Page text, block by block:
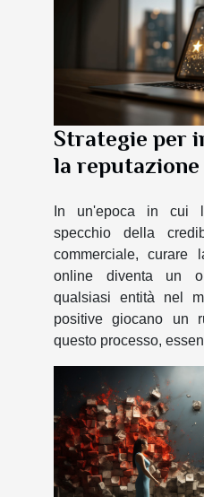
Strategie per
la
In un'epoca in cui
specchio della
commerciale, curare
online diventa un
qualsiasi entità nel
positive giocano un
questo processo,